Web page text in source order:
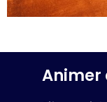
Animer